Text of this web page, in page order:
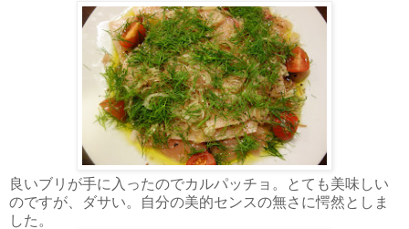
良いブリが手に入ったのでカルパッチョ。とても美味しい
のですが、ダサい。自分の美的センスの無さに愕然としま
した。